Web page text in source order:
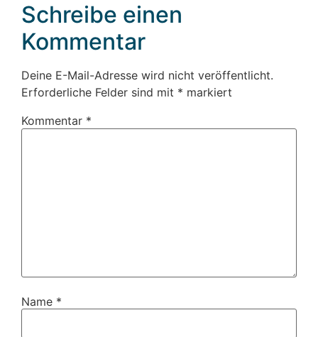
Schreibe einen
Kommentar
Deine E-Mail-Adresse wird nicht veröffentlicht.
Erforderliche Felder sind mit * markiert
Kommentar *
Name *